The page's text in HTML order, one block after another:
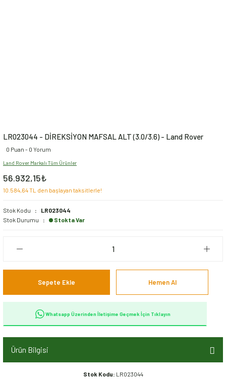
LR023044 - DİREKSİYON MAFSAL ALT (3.0/3.6) - Land Rover
0 Puan - 0 Yorum
Land Rover Markalı Tüm Ürünler
56.932,15₺
10.584,64 TL den başlayan taksitlerle!
Stok Kodu
LR023044
Stok Durumu
Stokta Var
Sepete Ekle Hemen Al
Whatsapp Üzerinden İletişime Geçmek İçin Tıklayın
Ürün Bilgisi
Stok Kodu: LR023044